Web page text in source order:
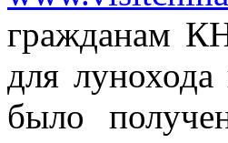
гражданам
для
было